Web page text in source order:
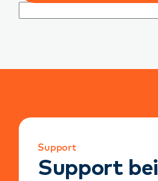
Support
Support bei